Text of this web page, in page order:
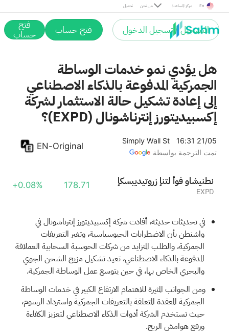
تحميل من نحن مركز المساعدة En
التسجيل / تسجيل الدخول فتح حساب فتح
حساب
هل يؤدي نمو خدمات الوساطة
الجمركية المدفوعة بالذكاء الاصطناعي
إلى إعادة تشكيل حالة الاستثمار لشركة
إكسبيديتورز إنترناشونال (EXPD)؟
Simply Wall St
16:31 21/05
تمت الترجمة بواسطة
EN-Original
إكسبيديتورز إنتل أوف واشينطن
EXPD
178.71
+0.08%
في تحديثات حديثة، أفادت شركة إكسبيديتورز إنترناشونال في
واشنطن بأن الاضطرابات الجيوسياسية، وتغير التعريفات
الجمركية، والطلب المتزايد من شركات الحوسبة السحابية العملاقة
المدفوعة بالذكاء الاصطناعي، تعيد تشكيل مزيج الشحن الجوي
والبحري الخاص بها، في حين يتوسع عمل الوساطة الجمركية.
ومن الجوانب المثيرة للاهتمام الارتفاع الكبير في خدمات الوساطة
الجمركية المعقدة المتعلقة بالتعريفات الجمركية واسترداد الرسوم،
حيث تستخدم الشركة أدوات الذكاء الاصطناعي لتعزيز الكفاءة
ورفع هوامش الربح.